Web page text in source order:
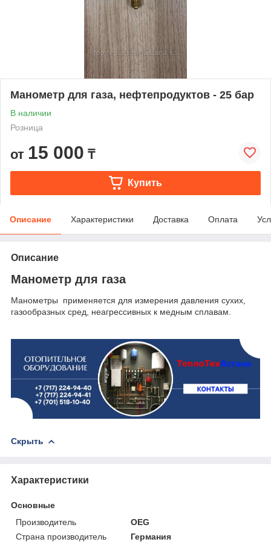
Манометр для газа, нефтепродуктов - 25 бар
В наличии
Розница
от 15 000 ₸
Купить
Описание Характеристики Доставка Оплата
Описание
Манометр для газа
Манометры применяется для измерения давления сухих,
газообразных сред, неагрессивных к медным сплавам.
Скрыть
Характеристики
Основные
Производитель
OEG
Страна производитель
Германия